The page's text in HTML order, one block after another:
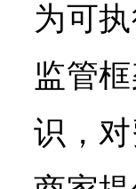
为可
监管
识，